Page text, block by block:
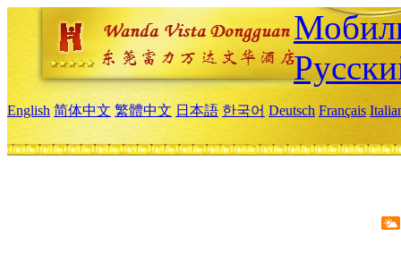
English 简体中文 繁體中文 日本語 한국어 Deutsch Français